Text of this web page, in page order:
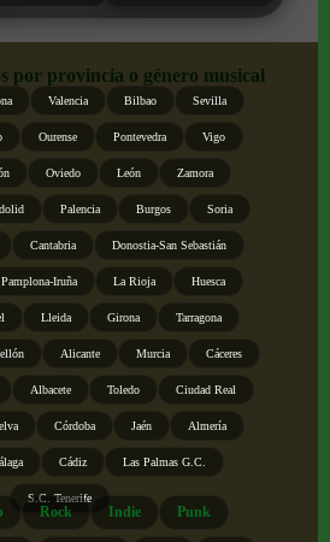
por provincia o género musical
Valencia Bilbao Sevilla
Ourense Pontevedra Vigo
Oviedo León Zamora
Palencia Burgos Soria
Cantabria Donostia-San Sebastián
Pamplona-Iruña La Rioja Huesca
Lleida Girona Tarragona
Alicante Murcia Cáceres
Albacete Toledo Ciudad Real
Córdoba Jaén Almería
Cádiz Las Palmas G.C.
S.C. Tenerife
Rock Indie Punk